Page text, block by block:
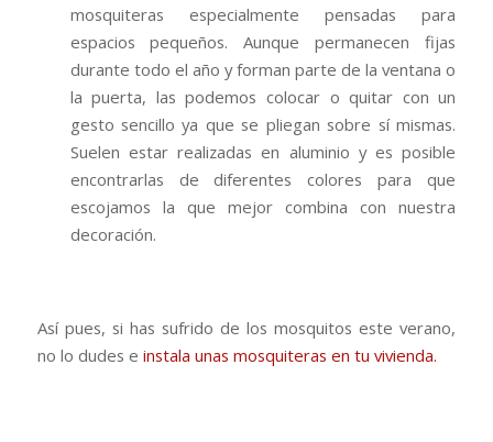
mosquiteras especialmente pensadas para
espacios pequeños. Aunque permanecen fijas
durante todo el año y forman parte de la ventana o
la puerta, las podemos colocar o quitar con un
gesto sencillo ya que se pliegan sobre sí mismas.
Suelen estar realizadas en aluminio y es posible
encontrarlas de diferentes colores para que
escojamos la que mejor combina con nuestra
decoración.
Así pues, si has sufrido de los mosquitos este verano,
no lo dudes e instala unas mosquiteras en tu vivienda.